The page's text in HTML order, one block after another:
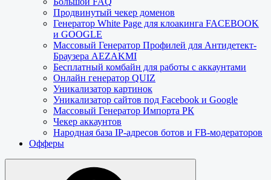
Продвинутый чекер доменов
Генератор White Page для клоакинга FACEBOOK
и GOOGLE
Массовый Генератор Профилей для Антидетект-
Браузера AEZAKMI
Бесплатный комбайн для работы с аккаунтами
Онлайн генератор QUIZ
Уникализатор картинок
Уникализатор сайтов под Facebook и Google
Массовый Генератор Импорта РК
Чекер аккаунтов
Народная база IP-адресов ботов и FB-модераторов
Офферы